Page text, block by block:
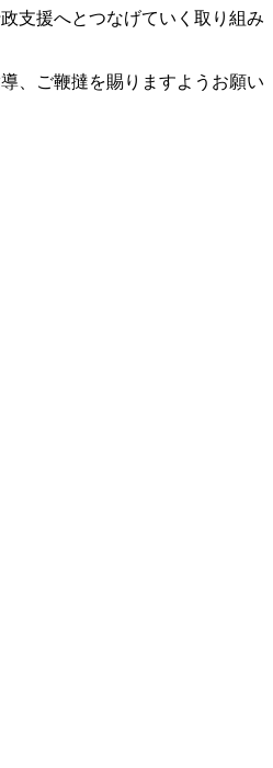
支援へとつなげていく取り組み
、ご鞭撻を賜りますようお願い